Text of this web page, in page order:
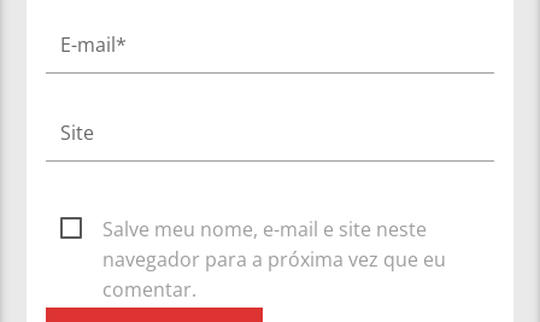
Salve meu nome, e-mail e site neste
navegador para a próxima vez que eu
comentar.